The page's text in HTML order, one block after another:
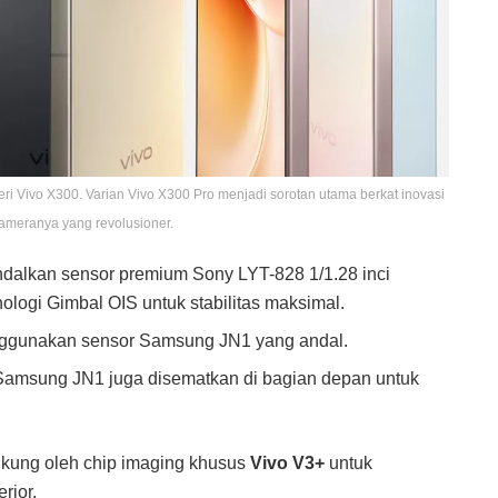
Vivo X300. Varian Vivo X300 Pro menjadi sorotan utama berkat inovasi
yang revolusioner.
sensor premium Sony LYT-828 1/1.28 inci
Gimbal OIS untuk stabilitas maksimal.
sensor Samsung JN1 yang andal.
JN1 juga disematkan di bagian depan untuk
oleh chip imaging khusus Vivo V3+ untuk